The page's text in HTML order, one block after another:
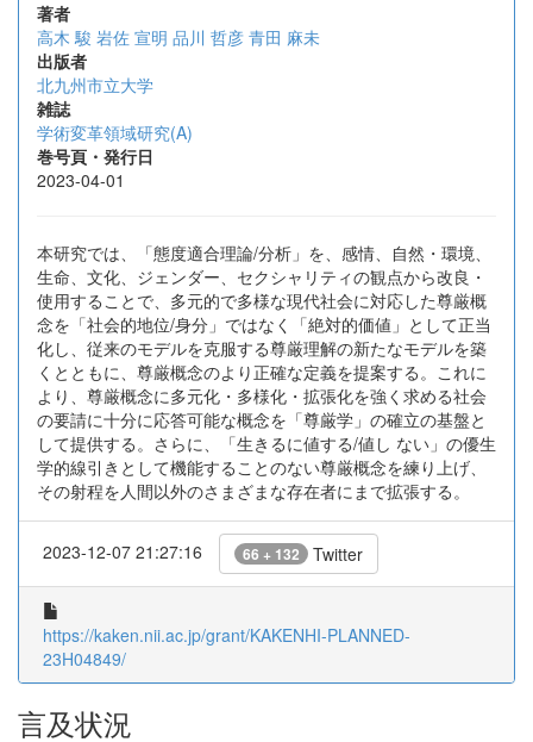
著者
高木 駿 岩佐 宣明 品川 哲彦 青田 麻未
出版者
北九州市立大学
雑誌
学術変革領域研究(A)
巻号頁・発行日
2023-04-01
本研究では、「態度適合理論/分析」を、感情、自然・環境、
生命、文化、ジェンダー、セクシャリティの観点から改良・
使用することで、多元的で多様な現代社会に対応した尊厳概
念を「社会的地位/身分」ではなく「絶対的価値」として正当
化し、従来のモデルを克服する尊厳理解の新たなモデルを築
くとともに、尊厳概念のより正確な定義を提案する。これに
より、尊厳概念に多元化・多様化・拡張化を強く求める社会
の要請に十分に応答可能な概念を「尊厳学」の確立の基盤と
して提供する。さらに、「生きるに値する/値し ない」の優生
学的線引きとして機能することのない尊厳概念を練り上げ、
その射程を人間以外のさまざまな存在者にまで拡張する。
2023-12-07 21:27:16 66 + 132 Twitter
https://kaken.nii.ac.jp/grant/KAKENHI-PLANNED-
23H04849/
言及状況